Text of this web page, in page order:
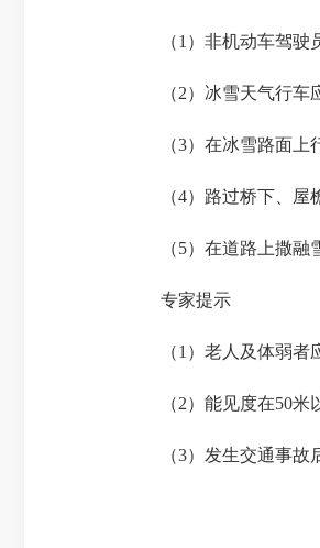
（1）非机动车驾驶员
（2）冰雪天气行车应
（3）在冰雪路面上行
（4）路过桥下、屋檐
（5）在道路上撒融雪
专家提示
（1）老人及体弱者应
（2）能见度在50米以
（3）发生交通事故后